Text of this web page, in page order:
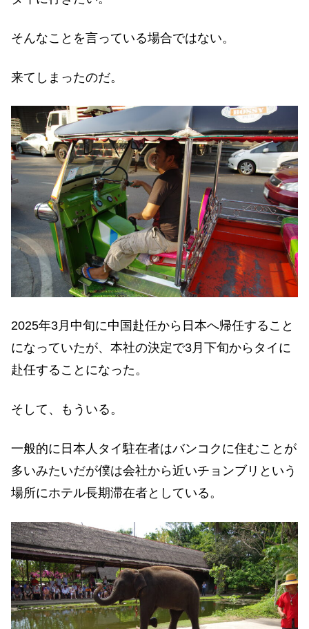
そんなことを言っている場合ではない。
来てしまったのだ。
2025年3月中旬に中国赴任から日本へ帰任すること
になっていたが、本社の決定で3月下旬からタイに
赴任することになった。
そして、もういる。
一般的に日本人タイ駐在者はバンコクに住むことが
多いみたいだが僕は会社から近いチョンブリという
場所にホテル長期滞在者としている。